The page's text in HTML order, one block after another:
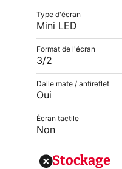
Type d'écran
Mini LED
Format de l'écran
3/2
Dalle mate / antireflet
Oui
Écran tactile
Non
Stockage